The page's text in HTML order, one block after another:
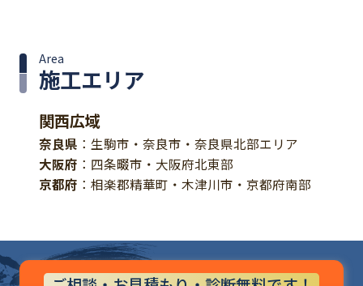
施工エリア
Area
関西広域
奈良県 ：生駒市・奈良市・奈良県北部エリア
大阪府 ：四条畷市・大阪府北東部
京都府 ：相楽郡精華町・木津川市・京都府南部